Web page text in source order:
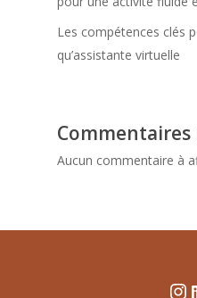
Les compétences clés
qu’assistante virtuelle
Commentaires
Aucun commentaire à